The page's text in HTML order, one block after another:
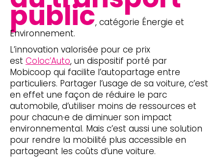
public, catégorie Énergie et
Environnement.
L’innovation valorisée pour ce prix
est Coloc’Auto, un dispositif porté par
Mobicoop qui facilite l’autopartage entre
particuliers. Partager l’usage de sa voiture, c’est
en effet une façon de réduire le parc
automobile, d’utiliser moins de ressources et
pour chacun·e de diminuer son impact
environnemental. Mais c’est aussi une solution
pour rendre la mobilité plus accessible en
partageant les coûts d’une voiture.